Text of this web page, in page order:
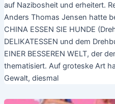
auf Nazibosheit und erheitert.
Anders Thomas Jensen hatte
CHINA ESSEN SIE HUNDE
DELIKATESSEN und dem
EINER BESSEREN WELT, der
thematisiert. Auf groteske Art
Gewalt, diesmal